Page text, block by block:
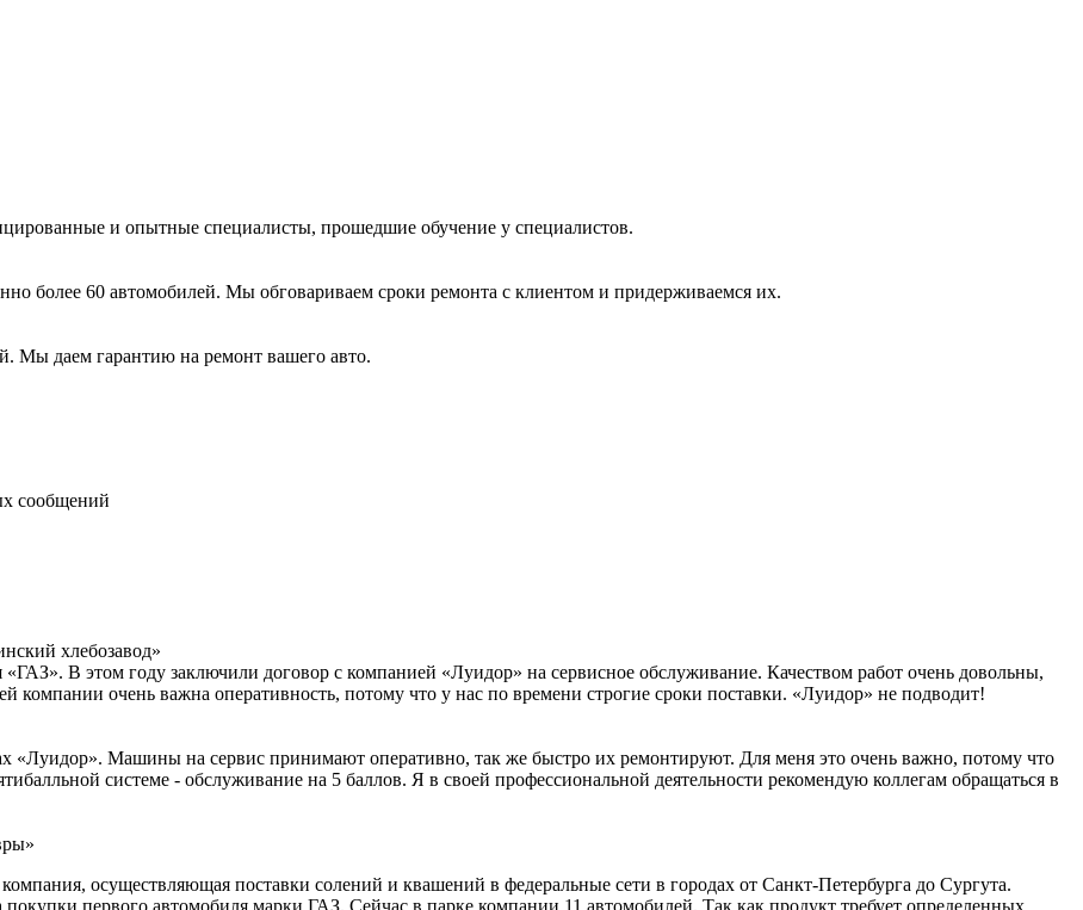
и опытные специалисты, прошедшие обучение у специалистов.
более 60 автомобилей. Мы обговариваем сроки ремонта с клиентом и придерживаемся их.
Мы даем гарантию на ремонт вашего авто.
сообщений
хлебозавод»
В этом году заключили договор с компанией «Луидор» на сервисное обслуживание. Качеством работ очень довольны,
компании очень важна оперативность, потому что у нас по времени строгие сроки поставки. «Луидор» не подводит!
«Луидор». Машины на сервис принимают оперативно, так же быстро их ремонтируют. Для меня это очень важно, потому что
системе - обслуживание на 5 баллов. Я в своей профессиональной деятельности рекомендую коллегам обращаться в
осуществляющая поставки солений и квашений в федеральные сети в городах от Санкт-Петербурга до Сургута.
первого автомобиля марки ГАЗ. Сейчас в парке компании 11 автомобилей. Так как продукт требует определенных